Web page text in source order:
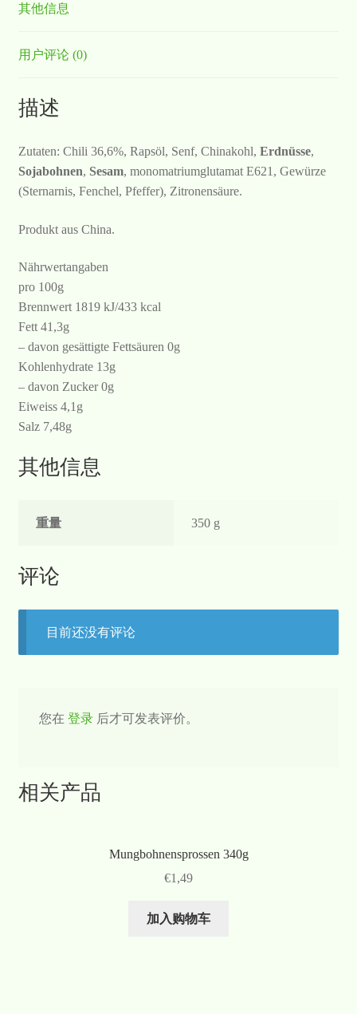
其他信息
用户评论 (0)
描述
Zutaten: Chili 36,6%, Rapsöl, Senf, Chinakohl, Erdnüsse,
Sojabohnen, Sesam, monomatriumglutamat E621, Gewürze
(Sternarnis, Fenchel, Pfeffer), Zitronensäure.
Produkt aus China.
Nährwertangaben
pro 100g
Brennwert 1819 kJ/433 kcal
Fett 41,3g
– davon gesättigte Fettsäuren 0g
Kohlenhydrate 13g
– davon Zucker 0g
Eiweiss 4,1g
Salz 7,48g
其他信息
重量 350 g
评论
目前还没有评论
您在 登录后才可发表评价。
相关产品
Mungbohnensprossen 340g
€1,49
加入购物车